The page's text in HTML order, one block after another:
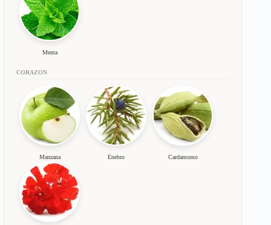
Menta
CORAZON
Manzana Enebro Cardamomo